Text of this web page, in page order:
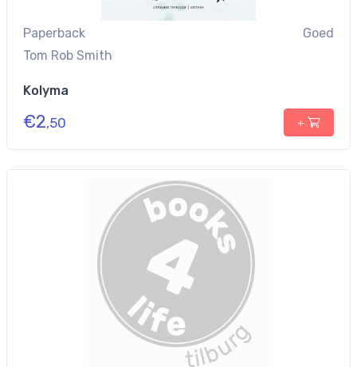
Paperback
Goed
Tom Rob Smith
Kolyma
€2,50 +